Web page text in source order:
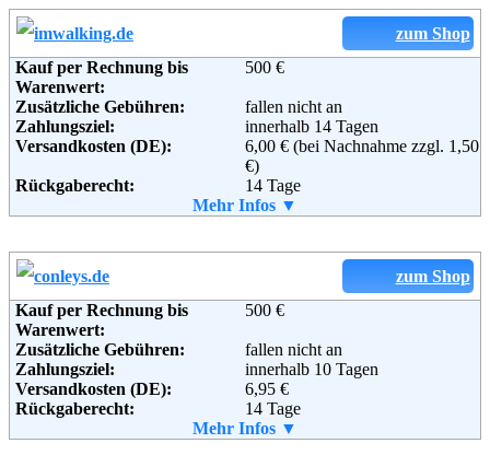
Weiterführende
Informationen:
zum Shop
Kauf per Rechnung bis
Warenwert:
500 €
Zusätzliche Gebühren:
fallen nicht an
Zahlungsziel:
innerhalb 14 Tagen
Versandkosten (DE):
6,00 € (bei Nachnahme zzgl. 1,50
€)
Rückgaberecht:
14 Tage
Ja
Weitere Zahlungsmethoden:
Adresse:
Baur Versand (GmbH & Co KG)
Bahnhofstraße 10
96224 Burgkunstadt
Telefon:
+49 (0) 180 - 5 22 77 50
+49 (0) 180 - 5 22 77 54
Mehr Infos ▼
zum Shop
Kauf per Rechnung bis
Warenwert:
500 €
Zusätzliche Gebühren:
fallen nicht an
Zahlungsziel:
innerhalb 10 Tagen
Versandkosten (DE):
6,95 €
Rückgaberecht:
14 Tage
Ja
Mehr Infos ▼